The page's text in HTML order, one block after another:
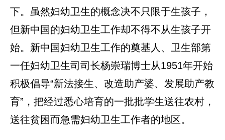
下。虽然妇幼卫生的概念决不只限于生孩子，
但新中国的妇幼卫生工作却不得不从生孩子开
始。新中国妇幼卫生工作的奠基人、卫生部第
一任妇幼卫生司司长杨崇瑞博士从1951年开始
积极倡导“新法接生、改造助产婆、发展助产教
育”，把经过悉心培育的一批批学生送往农村，
送往贫困而急需妇幼卫生工作者的地区。